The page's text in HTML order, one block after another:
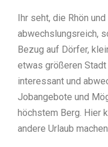
Ihr seht, die Rhön
abwechslungsreich,
Bezug auf Dörfer,
etwas größeren Stadt
interessant und
Jobangebote und
höchstem Berg. Hier
andere Urlaub machen.